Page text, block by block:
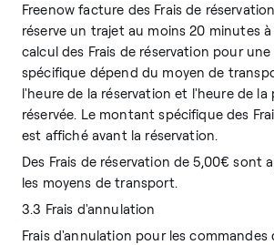
Freenow facture des Frais de
réserve un trajet au moins 20 minutes à
calcul des Frais de réservation pour
spécifique dépend du moyen de
l'heure de la réservation et l'heure de la
réservée. Le montant spécifique des
est affiché avant la réservation.
Des Frais de réservation de 5,00€ sont
les moyens de transport.
3.3 Frais d'annulation
Frais d'annulation pour les commandes